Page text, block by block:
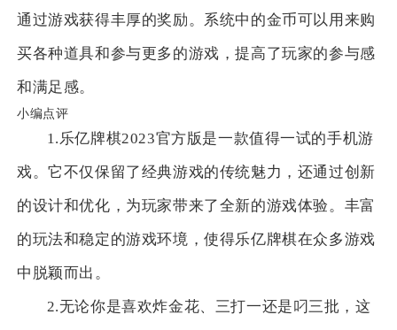
通过游戏获得丰厚的奖励。系统中的金币可以用来购
买各种道具和参与更多的游戏，提高了玩家的参与感
和满足感。
小编点评
1.乐亿牌棋2023官方版是一款值得一试的手机游
戏。它不仅保留了经典游戏的传统魅力，还通过创新
的设计和优化，为玩家带来了全新的游戏体验。丰富
的玩法和稳定的游戏环境，使得乐亿牌棋在众多游戏
中脱颖而出。
2.无论你是喜欢炸金花、三打一还是叼三批，这